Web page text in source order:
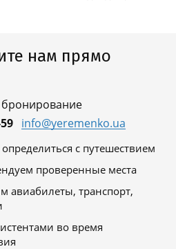
нам прямо
info@yeremenko.ua
с путешествием
проверенные места
авиабилеты, транспорт,
во время